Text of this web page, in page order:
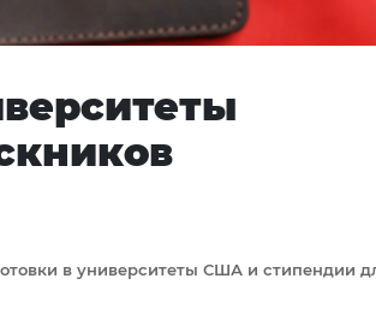
в университеты США и стипендии